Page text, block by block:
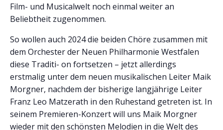
Film- und Musicalwelt noch einmal weiter an
Beliebtheit zugenommen.
So wollen auch 2024 die beiden Chöre zusammen mit
dem Orchester der Neuen Philharmonie Westfalen
diese Traditi- on fortsetzen – jetzt allerdings
erstmalig unter dem neuen musikalischen Leiter Maik
Morgner, nachdem der bisherige langjährige Leiter
Franz Leo Matzerath in den Ruhestand getreten ist. In
seinem Premieren-Konzert will uns Maik Morgner
wieder mit den schönsten Melodien in die Welt des